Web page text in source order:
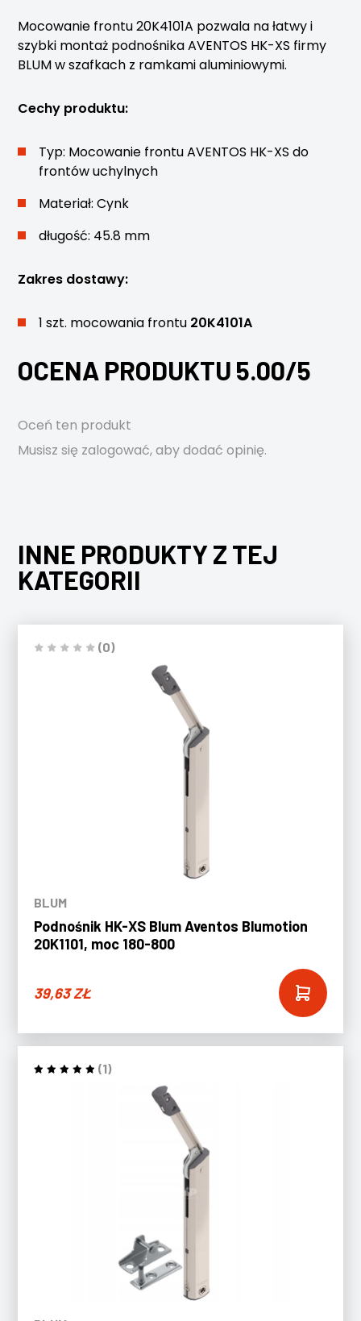
Mocowanie frontu 20K4101A pozwala na łatwy i
szybki montaż podnośnika AVENTOS HK-XS firmy
BLUM w szafkach z ramkami aluminiowymi.
Cechy produktu:
Typ: Mocowanie frontu AVENTOS HK-XS do
frontów uchylnych
Materiał: Cynk
długość: 45.8 mm
Zakres dostawy:
1 szt. mocowania frontu 20K4101A
OCENA PRODUKTU 5.00/5
Oceń ten produkt
Musisz się zalogować, aby dodać opinię.
INNE PRODUKTY Z TEJ
KATEGORII
(0)
BLUM
Podnośnik HK-XS Blum Aventos Blumotion
20K1101, moc 180-800
39,63ZŁ
(1)